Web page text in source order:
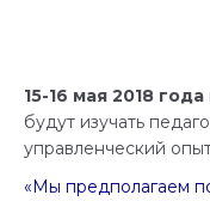
15-16 мая 2018 года
будут изучать
управленческий
«Мы предполагаем